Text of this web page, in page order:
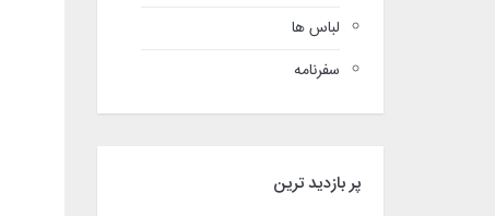
لباس ها
سفرنامه
پر بازدید ترین